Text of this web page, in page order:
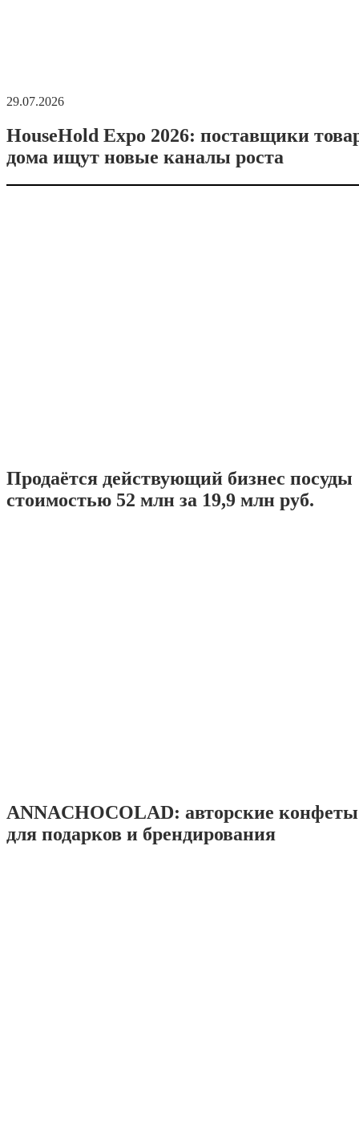
29.07.2026
HouseHold Expo 2026: поставщики
дома ищут новые каналы роста
Продаётся действующий бизнес посуды
стоимостью 52 млн за 19,9 млн руб.
ANNACHOCOLAD: авторские
для подарков и брендирования